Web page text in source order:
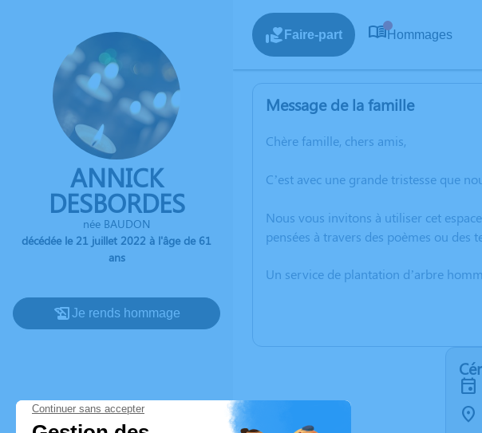
ANNICK
DESBORDES
née BAUDON
décédée le 21 juillet 2022 à l'âge de 61
ans
Je rends hommage
Faire-part Hommages
Message de la famille
Chère famille, chers amis,
C’est avec une grande tristesse que
Nous vous invitons à utiliser cet
pensées à travers des poèmes ou des
Un service de plantation d’arbre